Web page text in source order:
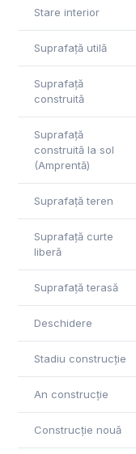
Stare interior
Suprafață utilă
Suprafață
construită
Suprafață
construită la sol
(Amprentă)
Suprafață teren
Suprafață curte
liberă
Suprafață terasă
Deschidere
Stadiu construcție
An construcție
Construcție nouă